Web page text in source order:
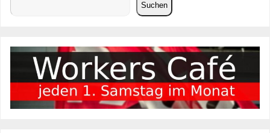
Suchen